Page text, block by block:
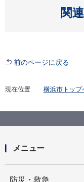
関
前のページに戻る
現在位置 横浜市トップ
【入札結果
護用品にかか
メニュー
防災・救急